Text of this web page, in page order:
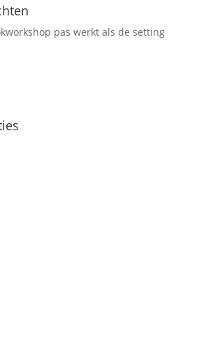
pas werkt als de setting